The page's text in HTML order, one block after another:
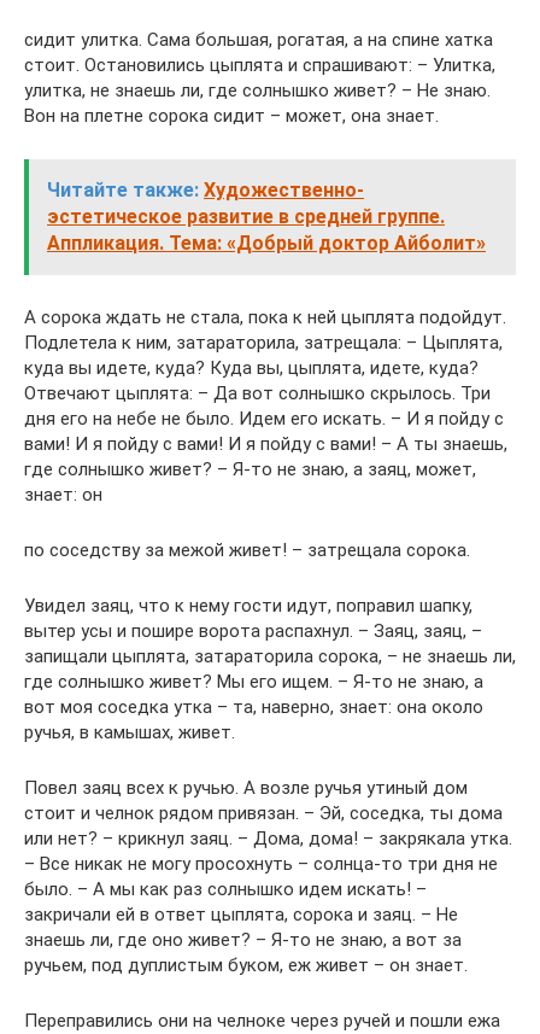
сидит улитка. Сама большая, рогатая, а на спине хатка
стоит. Остановились цыплята и спрашивают: – Улитка,
улитка, не знаешь ли, где солнышко живет? – Не знаю.
Вон на плетне сорока сидит – может, она знает.
Читайте также: Художественно-
эстетическое развитие в средней группе.
Аппликация. Тема: «Добрый доктор Айболит»
А сорока ждать не стала, пока к ней цыплята подойдут.
Подлетела к ним, затараторила, затрещала: – Цыплята,
куда вы идете, куда? Куда вы, цыплята, идете, куда?
Отвечают цыплята: – Да вот солнышко скрылось. Три
дня его на небе не было. Идем его искать. – И я пойду с
вами! И я пойду с вами! И я пойду с вами! – А ты знаешь,
где солнышко живет? – Я-то не знаю, а заяц, может,
знает: он
по соседству за межой живет! – затрещала сорока.
Увидел заяц, что к нему гости идут, поправил шапку,
вытер усы и пошире ворота распахнул. – Заяц, заяц, –
запищали цыплята, затараторила сорока, – не знаешь ли,
где солнышко живет? Мы его ищем. – Я-то не знаю, а
вот моя соседка утка – та, наверно, знает: она около
ручья, в камышах, живет.
Повел заяц всех к ручью. А возле ручья утиный дом
стоит и челнок рядом привязан. – Эй, соседка, ты дома
или нет? – крикнул заяц. – Дома, дома! – закрякала утка.
– Все никак не могу просохнуть – солнца-то три дня не
было. – А мы как раз солнышко идем искать! –
закричали ей в ответ цыплята, сорока и заяц. – Не
знаешь ли, где оно живет? – Я-то не знаю, а вот за
ручьем, под дуплистым буком, еж живет – он знает.
Переправились они на челноке через ручей и пошли ежа